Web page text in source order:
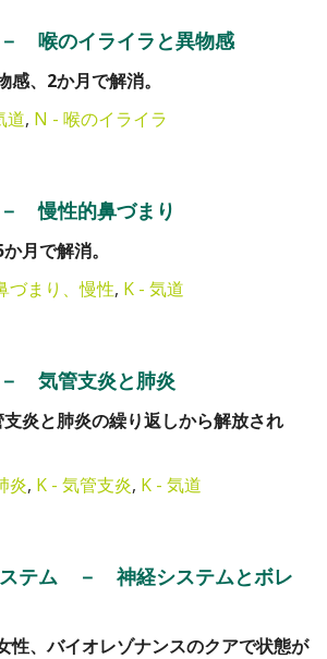
喉のイライラと異物感
、2か月で解消。
道, N - 喉のイライラ
慢性的鼻づまり
月で解消。
づまり、慢性, K - 気道
気管支炎と肺炎
炎と肺炎の繰り返しから解放され
炎, K - 気管支炎, K - 気道
テム － 神経システムとボレ
性、バイオレゾナンスのクアで状態が